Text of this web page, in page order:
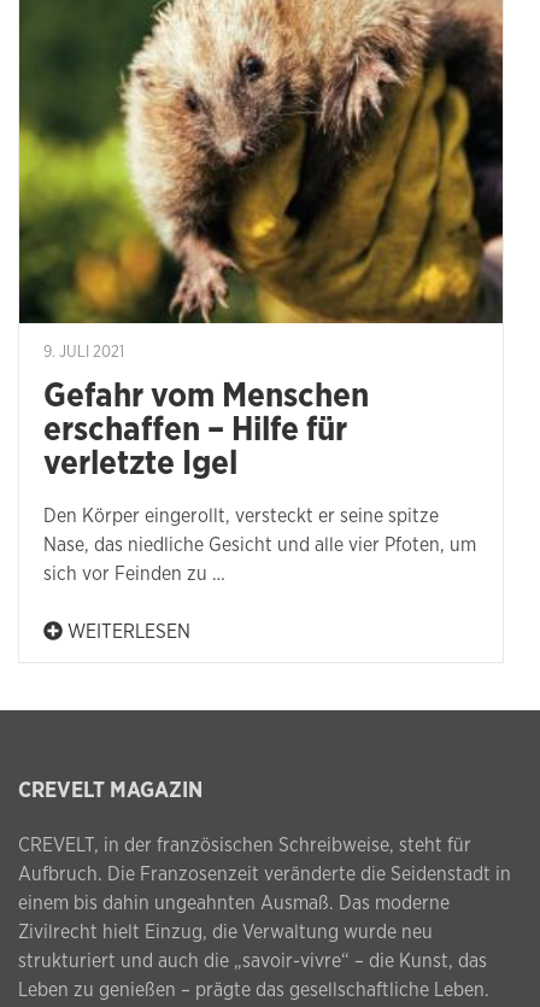
9. JULI 2021
Gefahr vom Menschen
erschaffen – Hilfe für
verletzte Igel
Den Körper eingerollt, versteckt er seine spitze
Nase, das niedliche Gesicht und alle vier Pfoten, um
sich vor Feinden zu …
WEITERLESEN
CREVELT MAGAZIN
CREVELT, in der französischen Schreibweise, steht für
Aufbruch. Die Franzosenzeit veränderte die Seidenstadt in
einem bis dahin ungeahnten Ausmaß. Das moderne
Zivilrecht hielt Einzug, die Verwaltung wurde neu
strukturiert und auch die „savoir-vivre“ – die Kunst, das
Leben zu genießen – prägte das gesellschaftliche Leben.